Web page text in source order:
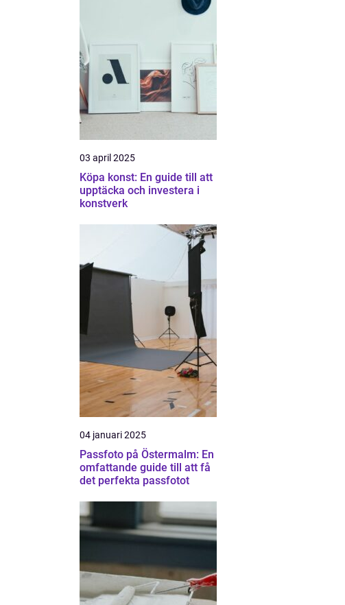
03 april 2025
Köpa konst: En guide till att
upptäcka och investera i
konstverk
04 januari 2025
Passfoto på Östermalm: En
omfattande guide till att få
det perfekta passfotot